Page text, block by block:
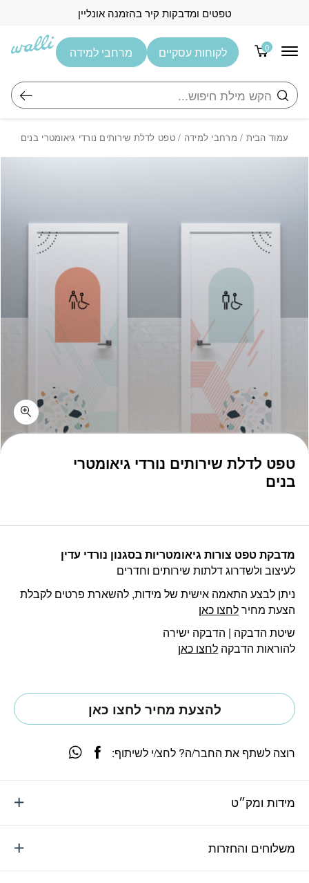
טפטים ומדבקות קיר בהזמנה אונליין
0
חיפוש
לקוחות עסקיים מרחבי למידה
עמוד הבית / מרחבי למידה / טפט לדלת שירותים נורדי גיאומטרי בנים
טפט לדלת שירותים נורדי גיאומטרי
בנים
מדבקת טפט צורות גיאומטריות בסגנון נורדי עדין
לעיצוב ולשדרוג דלתות שירותים וחדרים
ניתן לבצע התאמה אישית של מידות, להשארת פרטים לקבלת
הצעת מחירלחצו כאן
שיטת הדבקה | הדבקה ישירה
להוראות הדבקה לחצו כאן
להצעת מחיר לחצו כאן
מידות ומק״ט
משלוחים והחזרות
רוצה לשתף את החבר/ה? לחצ/י לשיתוף: